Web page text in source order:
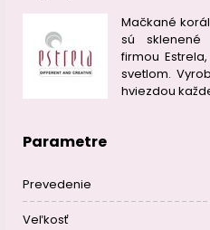
Mačkané
sú sklenené
firmou
svetlom.
hviezdou
Parametre
Prevedenie
Veľkosť